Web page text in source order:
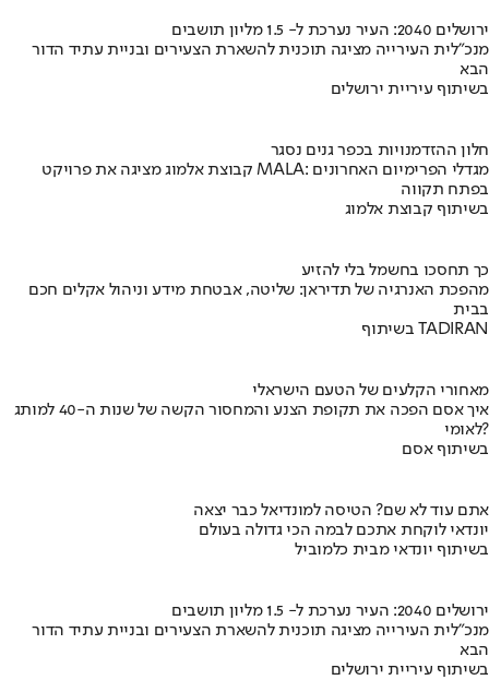
ירושלים 2040: העיר נערכת ל- 1.5 מליון תושבים
מנכ"לית העירייה מציגה תוכנית להשארת הצעירים ובניית עתיד הדור
הבא
בשיתוף עיריית ירושלים
חלון ההזדמנויות בכפר גנים נסגר
קבוצת אלמוג מציגה את פרויקט MALA: מגדלי הפרימיום האחרונים
בפתח תקווה
בשיתוף קבוצת אלמוג
כך תחסכו בחשמל בלי להזיע
מהפכת האנרגיה של תדיראן: שליטה, אבטחת מידע וניהול אקלים חכם
בבית
בשיתוף TADIRAN
מאחורי הקלעים של הטעם הישראלי
איך אסם הפכה את תקופת הצנע והמחסור הקשה של שנות ה-40 למותג
לאומי?
בשיתוף אסם
אתם עוד לא שם? הטיסה למונדיאל כבר יצאה
יונדאי לוקחת אתכם לבמה הכי גדולה בעולם
בשיתוף יונדאי מבית כלמוביל
ירושלים 2040: העיר נערכת ל- 1.5 מליון תושבים
מנכ"לית העירייה מציגה תוכנית להשארת הצעירים ובניית עתיד הדור
הבא
בשיתוף עיריית ירושלים